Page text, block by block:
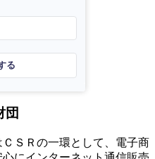
る
団
ＳＲの一環として、電子商